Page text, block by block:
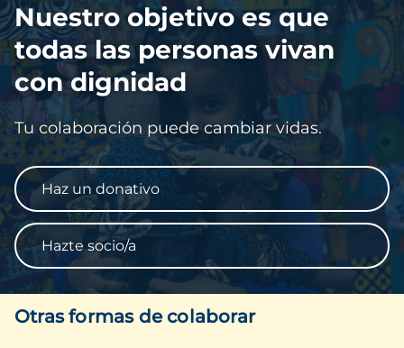
Imagen
Nuestro objetivo es que
todas las personas vivan
con dignidad
Tu colaboración puede cambiar vidas.
Haz un donativo
Hazte socio/a
Otras formas de colaborar